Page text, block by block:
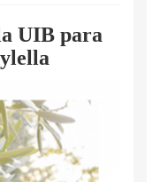
UIB para